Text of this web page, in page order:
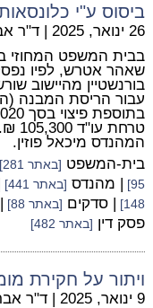
ביסוס ע"י
26 ינואר, 2025 | ד"ר
בבית המשפט המחוזי
שאהר אטרש, לפיו
עבור הריסת המבנה
המהנדס מיכאל פוזין.
בית-המשפט [באתר 281]
95]
| מהנדס [באתר 441]
148]
| סדקים [באתר 88]
פסק דין [באתר 482]
ויתור על חקירת
9 ינואר, 2025 | ד"ר